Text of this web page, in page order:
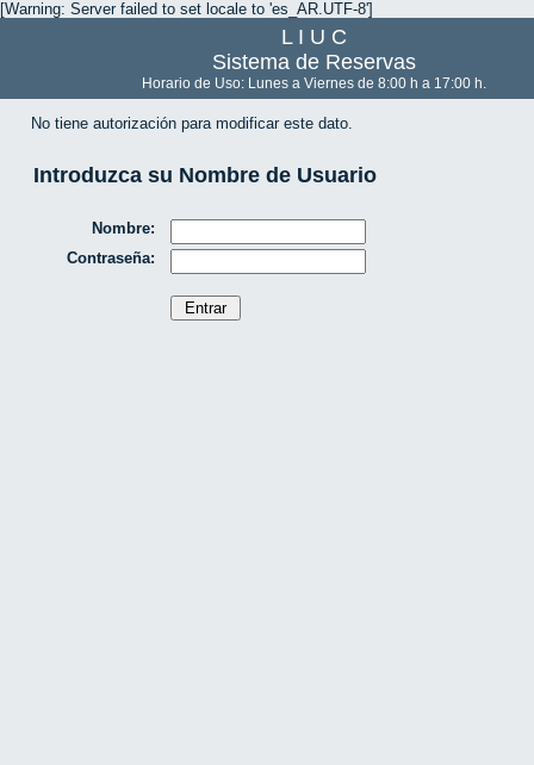
[Warning: Server failed to set locale to 'es_AR.UTF-8']
L I U C
Sistema de Reservas
Horario de Uso: Lunes a Viernes de 8:00 h a 17:00 h.
No tiene autorización para modificar este dato.
Introduzca su Nombre de Usuario
Nombre:
Contraseña: